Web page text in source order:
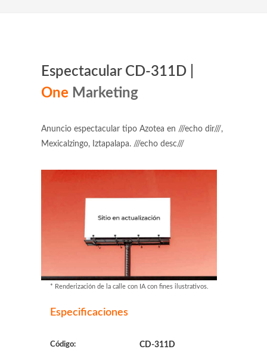
Espectacular CD-311D |
One Marketing
Anuncio espectacular tipo Azotea en ///echo dir///,
Mexicalzingo, Iztapalapa. ///echo desc///
* Renderización de la calle con IA con fines ilustrativos.
Especificaciones
Código: CD-311D